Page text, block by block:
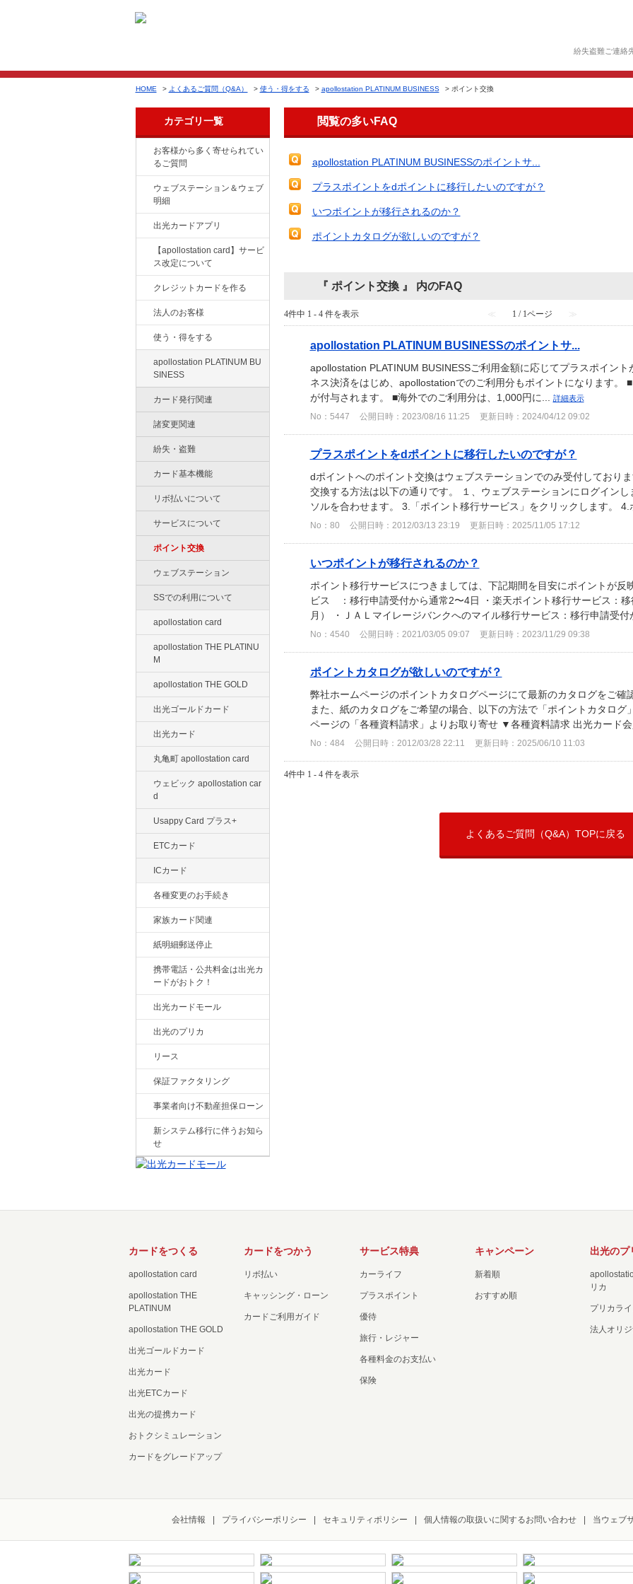
紛失盗難ご連絡
HOME > よくあるご質問（Q&A） > 使う・得をする > apollostation PLATINUM BUSINESS > ポイント交換
カテゴリ一覧
お客様から多く寄せられてい
るご質問
ウェブステーション＆ウェブ
明細
出光カードアプリ
【apollostation card】サービ
ス改定について
クレジットカードを作る
法人のお客様
使う・得をする
apollostation PLATINUM BU
SINESS
カード発行関連
諸変更関連
紛失・盗難
カード基本機能
リボ払いについて
サービスについて
ポイント交換
ウェブステーション
SSでの利用について
apollostation card
apollostation THE PLATINU
M
apollostation THE GOLD
出光ゴールドカード
出光カード
丸亀町 apollostation card
ウェビック apollostation car
d
Usappy Card プラス+
ETCカード
ICカード
各種変更のお手続き
家族カード関連
紙明細郵送停止
携帯電話・公共料金は出光カ
ードがおトク！
出光カードモール
出光のプリカ
リース
保証ファクタリング
事業者向け不動産担保ローン
新システム移行に伴うお知ら
せ
閲覧の多いFAQ
apollostation PLATINUM BUSINESSのポイントサ...
プラスポイントをdポイントに移行したいのですが？
いつポイントが移行されるのか？
ポイントカタログが欲しいのですが？
『 ポイント交換 』 内のFAQ
4件中 1 - 4 件を表示 ≪ 1 / 1ページ ≫
apollostation PLATINUM BUSINESSのポイントサ...
apollostation PLATINUM BUSINESSご利用金額に応じてプラスポイン
ネス決済をはじめ、apollostationでのご利用分もポイントになります。
が付与されます。 ■海外でのご利用分は、1,000円に...
詳細表示
No：5447 公開日時：2023/08/16 11:25 更新日時：2024/04/12 09:02
プラスポイントをdポイントに移行したいのですが？
dポイントへのポイント交換はウェブステーションでのみ受付しており
交換する方法は以下の通りです。 １、ウェブステーションにログイン
ソルを合わせます。 3.「ポイント移行サービス」をクリックします。 4.
No：80 公開日時：2012/03/13 23:19 更新日時：2025/11/05 17:12
いつポイントが移行されるのか？
ポイント移行サービスにつきましては、下記期間を目安にポイントが反
ビス ：移行申請受付から通常2〜4日 ・楽天ポイント移行サービス：
月） ・ＪＡＬマイレージバンクへのマイル移行サービス：移行申請受付
No：4540 公開日時：2021/03/05 09:07 更新日時：2023/11/29 09:38
ポイントカタログが欲しいのですが？
弊社ホームページのポイントカタログページにて最新のカタログをご
また、紙のカタログをご希望の場合、以下の方法で「ポイントカタログ
ページの「各種資料請求」よりお取り寄せ ▼各種資料請求 出光カード
No：484 公開日時：2012/03/28 22:11 更新日時：2025/06/10 11:03
4件中 1 - 4 件を表示
よくあるご質問（Q&A）TOPに戻る
カードをつくる
apollostation card
apollostation THE
PLATINUM
apollostation THE GOLD
出光ゴールドカード
出光カード
出光ETCカード
出光の提携カード
おトクシミュレーション
カードをグレードアップ
カードをつかう
リボ払い
キャッシング・ローン
カードご利用ガイド
サービス特典
カーライフ
プラスポイント
優待
旅行・レジャー
各種料金のお支払い
保険
キャンペーン
新着順
おすすめ順
出光のプ
リカ
プリカラ
法人オリ
会社情報 プライバシーポリシー セキュリティポリシー 個人情報の取扱いに関するお問い合わせ 当ウェブ